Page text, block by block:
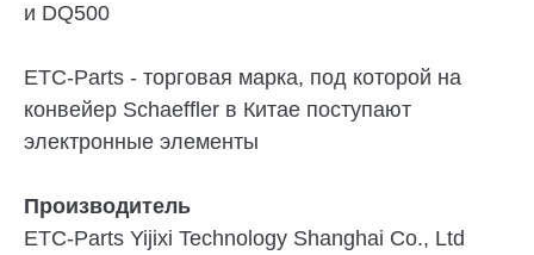
и DQ500
ETC-Parts - торговая марка, под которой на
конвейер Schaeffler в Китае поступают
электронные элементы
Производитель
ETC-Parts Yijixi Technology Shanghai Co., Ltd